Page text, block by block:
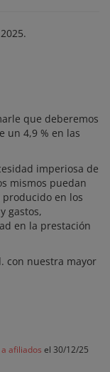
que deberemos
un 4,9 % en las
imperiosa de
mismos puedan
en los
gastos,
en la prestación
con nuestra mayor
afiliados el 30/12/25